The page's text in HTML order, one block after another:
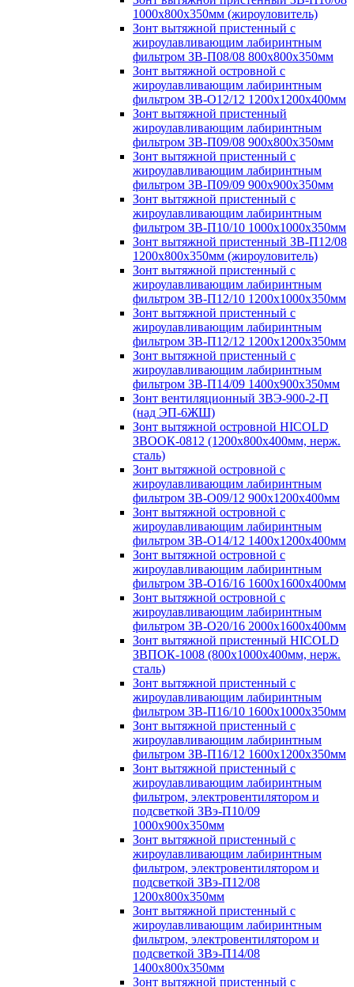
1000х800х350мм (жироуловитель)
Зонт вытяжной пристенный с
жироулавливающим лабиринтным
фильтром ЗВ-П08/08 800х800х350мм
Зонт вытяжной островной с
жироулавливающим лабиринтным
фильтром ЗВ-О12/12 1200х1200х400мм
Зонт вытяжной пристенный
жироулавливающим лабиринтным
фильтром ЗВ-П09/08 900х800х350мм
Зонт вытяжной пристенный с
жироулавливающим лабиринтным
фильтром ЗВ-П09/09 900х900х350мм
Зонт вытяжной пристенный с
жироулавливающим лабиринтным
фильтром ЗВ-П10/10 1000х1000х350мм
Зонт вытяжной пристенный ЗВ-П12/08
1200х800х350мм (жироуловитель)
Зонт вытяжной пристенный с
жироулавливающим лабиринтным
фильтром ЗВ-П12/10 1200х1000х350мм
Зонт вытяжной пристенный с
жироулавливающим лабиринтным
фильтром ЗВ-П12/12 1200х1200х350мм
Зонт вытяжной пристенный с
жироулавливающим лабиринтным
фильтром ЗВ-П14/09 1400х900х350мм
Зонт вентиляционный ЗВЭ-900-2-П
(над ЭП-6ЖШ)
Зонт вытяжной островной HICOLD
ЗВООК-0812 (1200х800x400мм, нерж.
сталь)
Зонт вытяжной островной с
жироулавливающим лабиринтным
фильтром ЗВ-О09/12 900х1200х400мм
Зонт вытяжной островной с
жироулавливающим лабиринтным
фильтром ЗВ-О14/12 1400х1200х400мм
Зонт вытяжной островной с
жироулавливающим лабиринтным
фильтром ЗВ-О16/16 1600х1600х400мм
Зонт вытяжной островной с
жироулавливающим лабиринтным
фильтром ЗВ-О20/16 2000х1600х400мм
Зонт вытяжной пристенный HICOLD
ЗВПОК-1008 (800х1000х400мм, нерж.
сталь)
Зонт вытяжной пристенный с
жироулавливающим лабиринтным
фильтром ЗВ-П16/10 1600х1000х350мм
Зонт вытяжной пристенный с
жироулавливающим лабиринтным
фильтром ЗВ-П16/12 1600х1200х350мм
Зонт вытяжной пристенный с
жироулавливающим лабиринтным
фильтром, электровентилятором и
подсветкой ЗВэ-П10/09
1000х900х350мм
Зонт вытяжной пристенный с
жироулавливающим лабиринтным
фильтром, электровентилятором и
подсветкой ЗВэ-П12/08
1200х800х350мм
Зонт вытяжной пристенный с
жироулавливающим лабиринтным
фильтром, электровентилятором и
подсветкой ЗВэ-П14/08
1400х800х350мм
Зонт вытяжной пристенный с